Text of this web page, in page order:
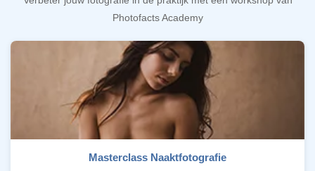
Photofacts Academy
Masterclass Naaktfotografie